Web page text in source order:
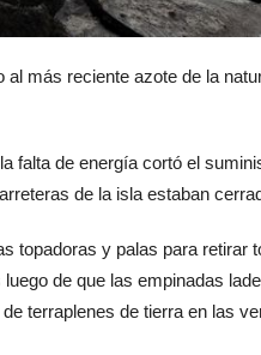
más reciente azote de la
falta de energía cortó el
de la isla estaban
topadoras y palas para retirar
de que las empinadas
terraplenes de tierra en las